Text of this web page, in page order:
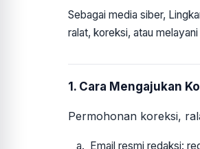
Sebagai media siber,
ralat, koreksi, atau
1. Cara Mengajukan
Permohonan koreksi,
Email resmi redaksi: